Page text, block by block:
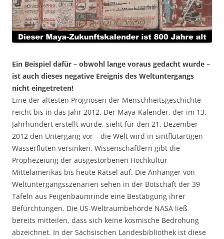
Ein Beispiel dafür – obwohl lange voraus gedacht wurde –
ist auch dieses negative Ereignis des Weltuntergangs
nicht eingetreten!
Eine der ältesten Prognosen der Menschheitsgeschichte
reicht bis in das Jahr 2012. Der Maya-Kalender, der im 13.
Jahrhundert erstellt wurde, sieht für den 21. Dezember
2012 den Untergang vor – die Welt wird in sintflutartigen
Wasserfluten versinken. Wissenschaftlern gibt die
Prophezeiung der ausgestorbenen Hochkultur
Mittelamerikas bis heute Rätsel auf. Die Anhänger von
Weltuntergangsszenarien sehen in der Botschaft der 39
Tafeln aus Feigenbaumrinde eine Bestätigung ihrer
Befürchtungen. Die US-Weltraumbehörde NASA ließ
bereits mitteilen, dass sich keine kosmische Bedrohung
abzeichnet. In der Sächsischen Landesbibliothek ist diese